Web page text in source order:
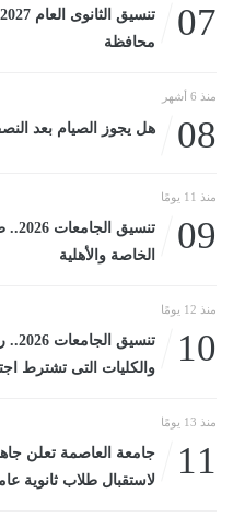
07
محافظة
منذ 6 أشهر
08 هل يجوز الصيام بعد
منذ 11 يومًا
09
الخاصة والأهلية
منذ 12 يومًا
10
والكليات التى تشترط
منذ 13 يومًا
11
جامعة العاصمة تعلن
لاستقبال طلاب ثانوية عامة